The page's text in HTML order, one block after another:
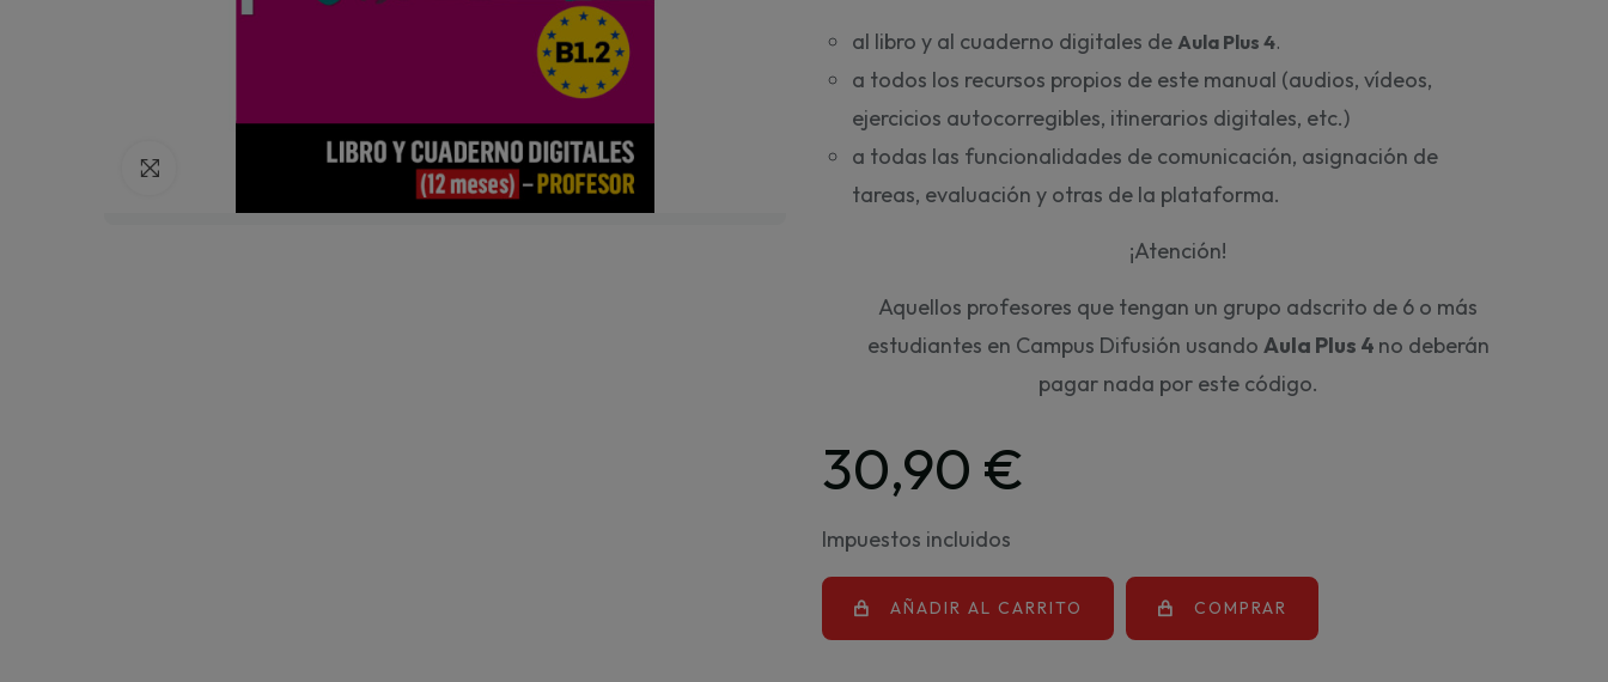
Click para agrandar
al libro y al cuaderno digitales de Aula Plus 4.
a todos los recursos propios de este manual (audios, vídeos,
ejercicios autocorregibles, itinerarios digitales, etc.)
a todas las funcionalidades de comunicación, asignación de
tareas, evaluación y otras de la plataforma.
¡Atención!
Aquellos profesores que tengan un grupo adscrito de 6 o más
estudiantes en Campus Difusión usando Aula Plus 4 no deberán
pagar nada por este código.
30,90 €
Impuestos incluidos
AÑADIR AL CARRITO COMPRAR